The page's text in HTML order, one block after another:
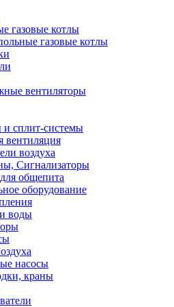
газовые котлы
газовые котлы
вентиляторы
сплит-системы
воздуха
Сигнализаторы
общепита
оборудование
воды
насосы
краны